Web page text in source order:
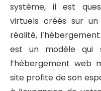
système, il est
virtuels créés sur
réalité,
est un modèle qui
l’hébergement web
site profite de son